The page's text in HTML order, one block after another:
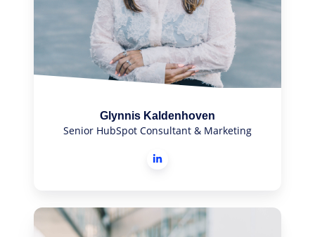
Glynnis Kaldenhoven
Senior HubSpot Consultant & Marketing